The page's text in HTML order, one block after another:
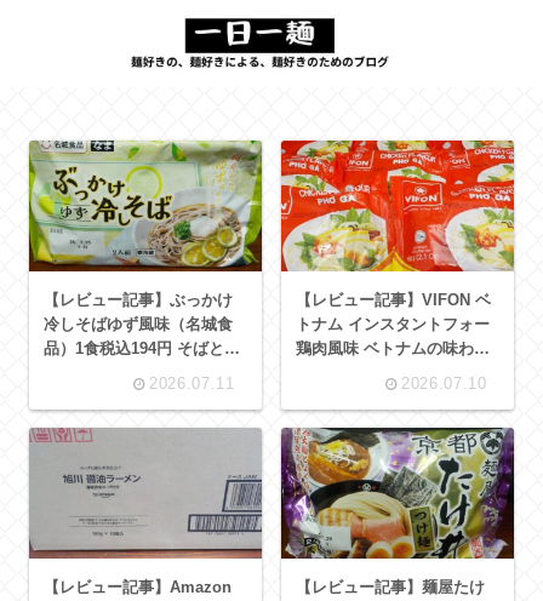
【レビュー記事】ぶっかけ
冷しそばゆず風味（名城食
品）1食税込194円 そばとめ
んつゆつき ゆずの香りがチ
2026.07.11
【レビュー記事】VIFON ベ
トナム インスタントフォー
鶏肉風味 ベトナムの味わい
を日本のおうちで VIFON
2026.07.10
【レビュー記事】Amazon
【レビュー記事】麺屋たけ